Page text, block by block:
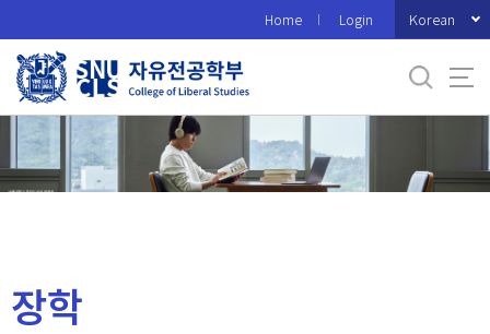
로
메
Home Login Korean
장학